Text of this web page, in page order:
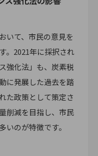
いて、市民の意見を
。2021年に採択され
強化法」も、炭素税
に発展した過去を踏
た政策として策定さ
削減を目指し、市民
いのが特徴です。